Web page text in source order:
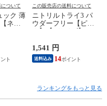
ついて
ック 薄
ネイ
この販売店の送料について
ニトリルトライ3 パ
ウダーフリー【ピン
1,541 円
送料込み 14
ランキングをもっと見る